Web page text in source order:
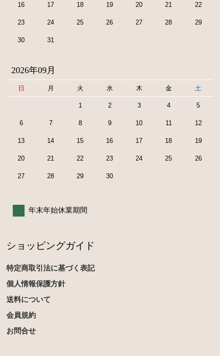
16 17 18 19 20 21 22
23 24 25 26 27 28 29
30 31
2026年09月
日 月 火 水 木 金 土
1 2 3 4 5
6 7 8 9 10 11 12
13 14 15 16 17 18 19
20 21 22 23 24 25 26
27 28 29 30
年末年始休業期間
ショッピングガイド
特定商取引法に基づく表記
個人情報保護方針
送料について
会員規約
お問合せ